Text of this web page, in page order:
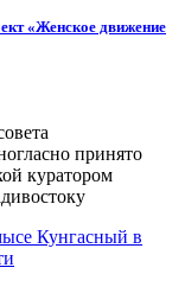
«Женское движение
принято
куратором